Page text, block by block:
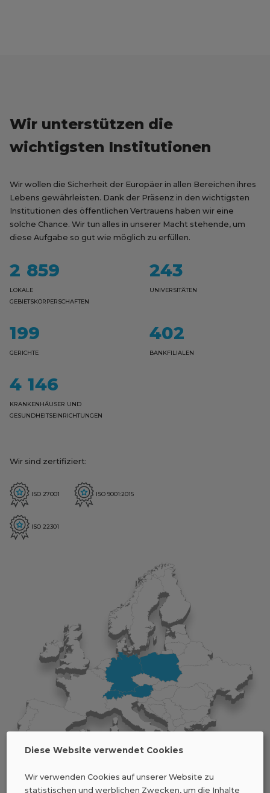
Wir unterstützen die
wichtigsten Institutionen
Wir wollen die Sicherheit der Europäer in allen Bereichen ihres
Lebens gewährleisten. Dank der Präsenz in den wichtigsten
Institutionen des öffentlichen Vertrauens haben wir eine
solche Chance. Wir tun alles in unserer Macht stehende, um
diese Aufgabe so gut wie möglich zu erfüllen.
2859
LOKALE
GEBIETSKÖRPERSCHAFTEN
243
UNIVERSITÄTEN
199
GERICHTE
402
BANKFILIALEN
4146
KRANKENHÄUSER UND
GESUNDHEITSEINRICHTUNGEN
Wir sind zertifiziert:
ISO 27001 ISO 9001:2015
ISO 22301
Diese Website verwendet Cookies
Wir verwenden Cookies auf unserer Website zu
statistischen und werblichen Zwecken, um die Inhalte